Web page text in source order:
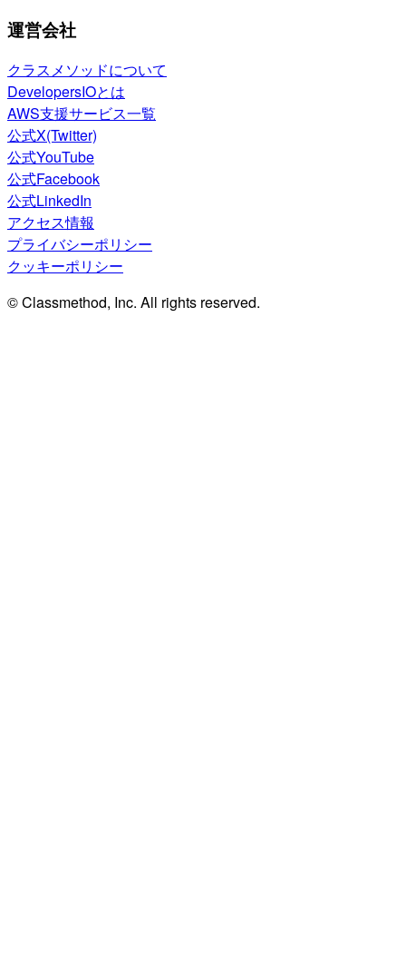
運営会社
クラスメソッドについて
DevelopersIOとは
AWS支援サービス一覧
公式X(Twitter)
公式YouTube
公式Facebook
公式LinkedIn
アクセス情報
プライバシーポリシー
クッキーポリシー
© Classmethod, Inc. All rights reserved.